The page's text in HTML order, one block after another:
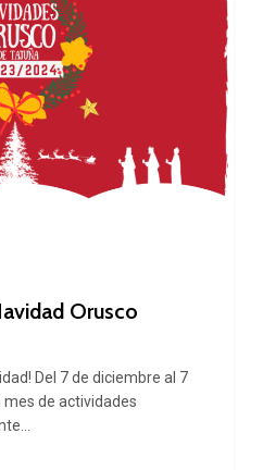
Orusco
Del 7 de diciembre al 7
de actividades